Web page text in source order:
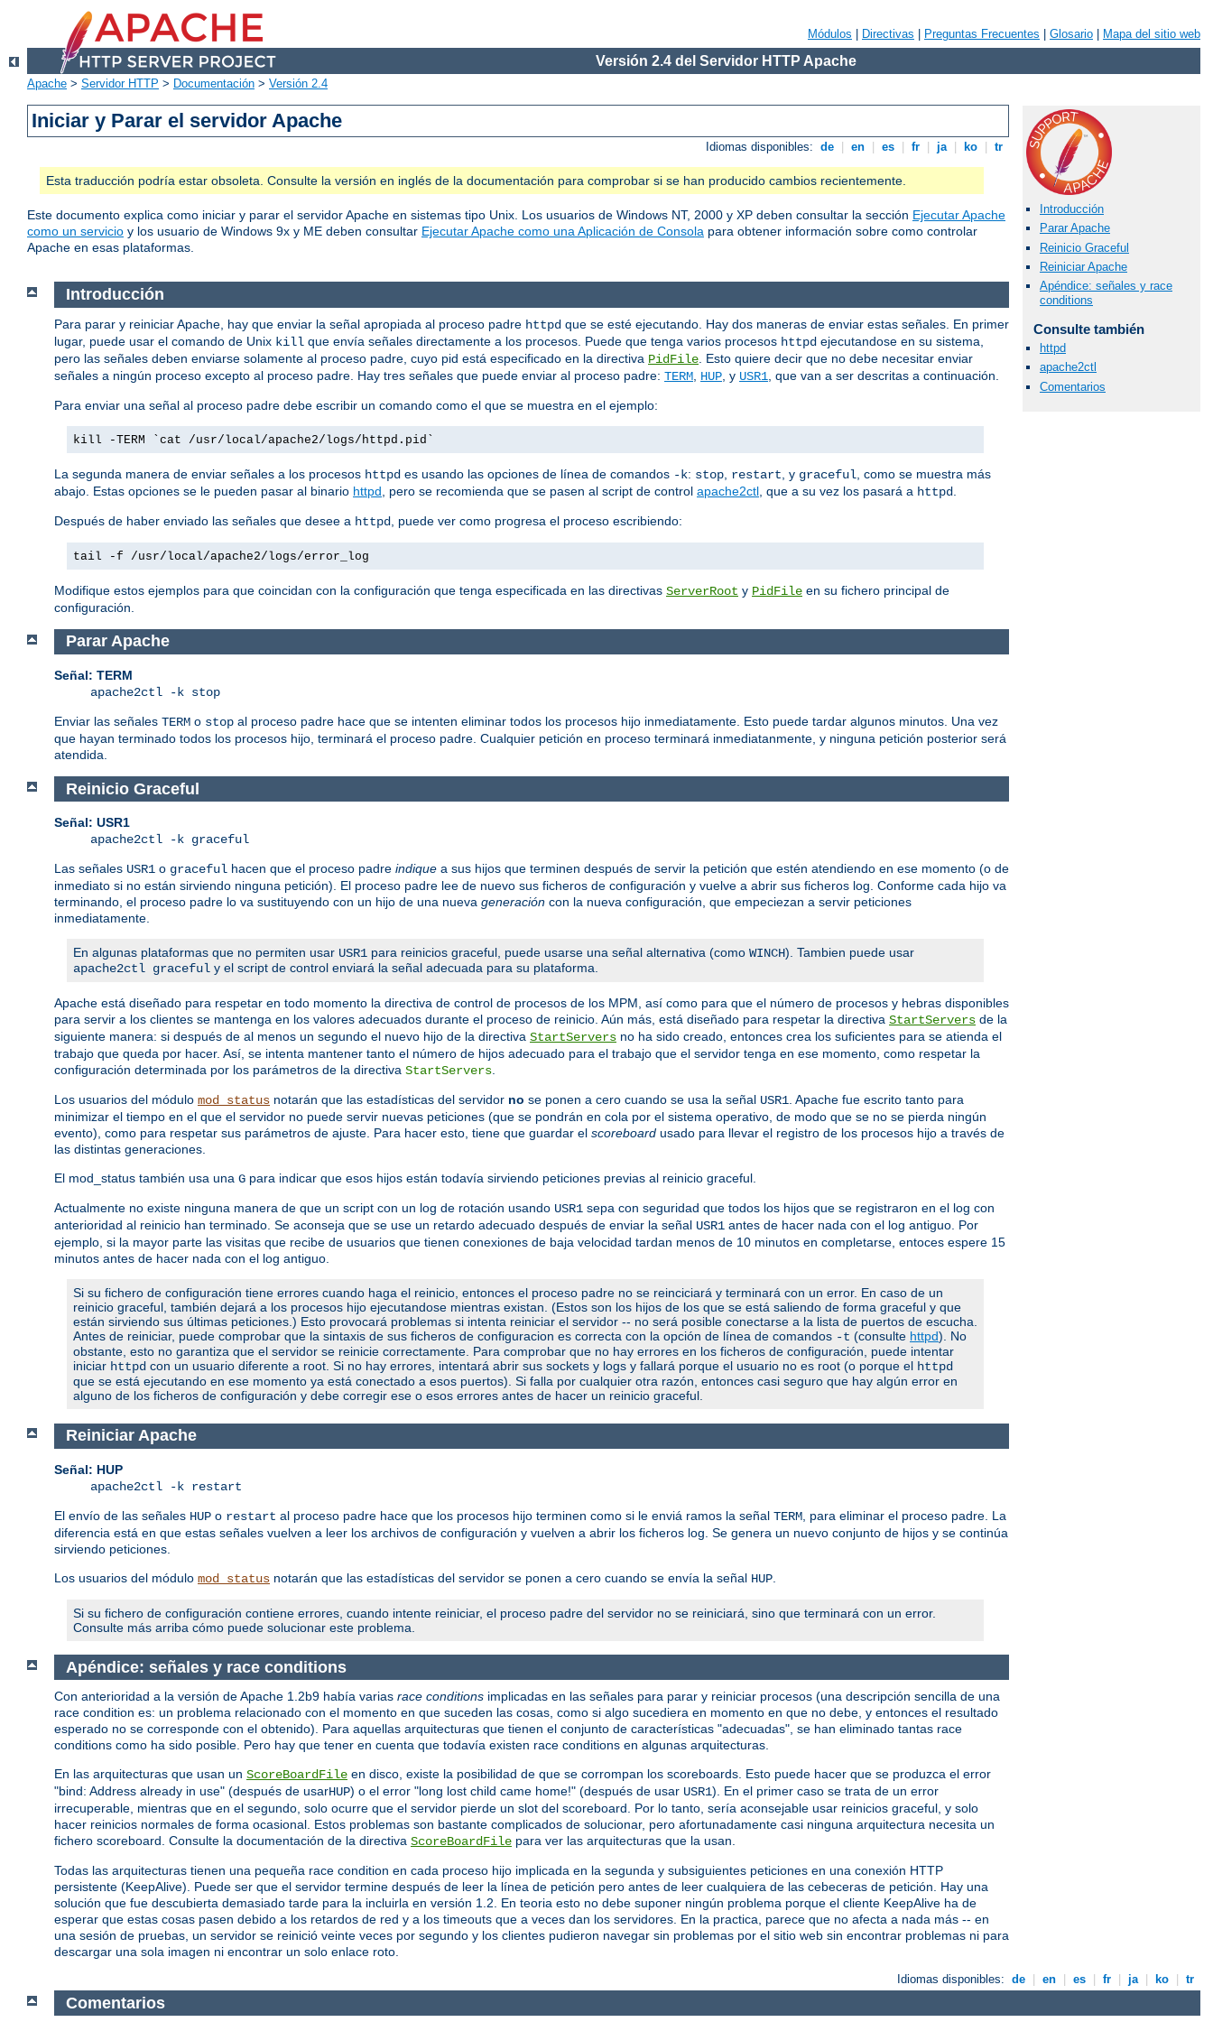
Módulos Directivas Preguntas Frecuentes Glosario Mapa del sitio web
Versión 2.4 del Servidor HTTP Apache
Apache > Servidor HTTP > Documentación > Versión 2.4
Iniciar y Parar el servidor Apache
Idiomas disponibles: de en es fr ja ko tr
Esta traducción podría estar obsoleta. Consulte la versión en inglés de la documentación para comprobar si se han producido cambios recientemente.
Este documento explica como iniciar y parar el servidor Apache en sistemas tipo Unix. Los usuarios de Windows NT, 2000 y XP deben consultar la sección Ejecutar Apache
como un servicio y los usuario de Windows 9x y ME deben consultar Ejecutar Apache como una Aplicación de Consola para obtener información sobre como controlar
Apache en esas plataformas.
Introducción
Parar Apache
Reinicio Graceful
Reiniciar Apache
Apéndice: señales y race
conditions
Consulte también
httpd
apache2ctl
Comentarios
Introducción
Para parar y reiniciar Apache, hay que enviar la señal apropiada al proceso padre httpd que se esté ejecutando. Hay dos maneras de enviar estas señales. En primer
lugar, puede usar el comando de Unix kill que envía señales directamente a los procesos. Puede que tenga varios procesos httpd ejecutandose en su sistema,
pero las señales deben enviarse solamente al proceso padre, cuyo pid está especificado en la directiva PidFile . Esto quiere decir que no debe necesitar enviar
señales a ningún proceso excepto al proceso padre. Hay tres señales que puede enviar al proceso padre: TERM HUP , y USR1 , que van a ser descritas a continuación.
Para enviar una señal al proceso padre debe escribir un comando como el que se muestra en el ejemplo:
kill -TERM `cat /usr/local/apache2/logs/httpd.pid`
La segunda manera de enviar señales a los procesos httpd es usando las opciones de línea de comandos -k: stop restart , y graceful , como se muestra más
abajo. Estas opciones se le pueden pasar al binario httpd , pero se recomienda que se pasen al script de control apache2ctl , que a su vez los pasará a httpd
Después de haber enviado las señales que desee a httpd , puede ver como progresa el proceso escribiendo:
tail -f /usr/local/apache2/logs/error_log
Modifique estos ejemplos para que coincidan con la configuración que tenga especificada en las directivas ServerRoot y PidFile en su fichero principal de
configuración.
Parar Apache
Señal: TERM
apache2ctl -k stop
Enviar las señales TERM o stop al proceso padre hace que se intenten eliminar todos los procesos hijo inmediatamente. Esto puede tardar algunos minutos. Una vez
que hayan terminado todos los procesos hijo, terminará el proceso padre. Cualquier petición en proceso terminará inmediatanmente, y ninguna petición posterior será
atendida.
Reinicio Graceful
Señal: USR1
apache2ctl -k graceful
Las señales USR1 o graceful hacen que el proceso padre indique a sus hijos que terminen después de servir la petición que estén atendiendo en ese momento (o de
inmediato si no están sirviendo ninguna petición). El proceso padre lee de nuevo sus ficheros de configuración y vuelve a abrir sus ficheros log. Conforme cada hijo va
terminando, el proceso padre lo va sustituyendo con un hijo de una nueva generación con la nueva configuración, que empeciezan a servir peticiones
inmediatamente.
En algunas plataformas que no permiten usar USR1 para reinicios graceful, puede usarse una señal alternativa (como WINCH). Tambien puede usar
apache2ctl graceful y el script de control enviará la señal adecuada para su plataforma.
Apache está diseñado para respetar en todo momento la directiva de control de procesos de los MPM, así como para que el número de procesos y hebras disponibles
para servir a los clientes se mantenga en los valores adecuados durante el proceso de reinicio. Aún más, está diseñado para respetar la directiva StartServers de la
siguiente manera: si después de al menos un segundo el nuevo hijo de la directiva StartServers no ha sido creado, entonces crea los suficientes para se atienda el
trabajo que queda por hacer. Así, se intenta mantener tanto el número de hijos adecuado para el trabajo que el servidor tenga en ese momento, como respetar la
configuración determinada por los parámetros de la directiva StartServers.
Los usuarios del módulo mod_status notarán que las estadísticas del servidor no se ponen a cero cuando se usa la señal USR1. Apache fue escrito tanto para
minimizar el tiempo en el que el servidor no puede servir nuevas peticiones (que se pondrán en cola por el sistema operativo, de modo que se no se pierda ningún
evento), como para respetar sus parámetros de ajuste. Para hacer esto, tiene que guardar el scoreboard usado para llevar el registro de los procesos hijo a través de
las distintas generaciones.
El mod_status también usa una G para indicar que esos hijos están todavía sirviendo peticiones previas al reinicio graceful.
Actualmente no existe ninguna manera de que un script con un log de rotación usando USR1 sepa con seguridad que todos los hijos que se registraron en el log con
anterioridad al reinicio han terminado. Se aconseja que se use un retardo adecuado después de enviar la señal USR1 antes de hacer nada con el log antiguo. Por
ejemplo, si la mayor parte las visitas que recibe de usuarios que tienen conexiones de baja velocidad tardan menos de 10 minutos en completarse, entoces espere 15
minutos antes de hacer nada con el log antiguo.
Si su fichero de configuración tiene errores cuando haga el reinicio, entonces el proceso padre no se reinciciará y terminará con un error. En caso de un
reinicio graceful, también dejará a los procesos hijo ejecutandose mientras existan. (Estos son los hijos de los que se está saliendo de forma graceful y que
están sirviendo sus últimas peticiones.) Esto provocará problemas si intenta reiniciar el servidor -- no será posible conectarse a la lista de puertos de escucha.
Antes de reiniciar, puede comprobar que la sintaxis de sus ficheros de configuracion es correcta con la opción de línea de comandos -t (consulte httpd). No
obstante, esto no garantiza que el servidor se reinicie correctamente. Para comprobar que no hay errores en los ficheros de configuración, puede intentar
iniciar httpd con un usuario diferente a root. Si no hay errores, intentará abrir sus sockets y logs y fallará porque el usuario no es root (o porque el httpd
que se está ejecutando en ese momento ya está conectado a esos puertos). Si falla por cualquier otra razón, entonces casi seguro que hay algún error en
alguno de los ficheros de configuración y debe corregir ese o esos errores antes de hacer un reinicio graceful.
Reiniciar Apache
Señal: HUP
apache2ctl -k restart
El envío de las señales HUP o restart al proceso padre hace que los procesos hijo terminen como si le enviá ramos la señal TERM , para eliminar el proceso padre. La
diferencia está en que estas señales vuelven a leer los archivos de configuración y vuelven a abrir los ficheros log. Se genera un nuevo conjunto de hijos y se continúa
sirviendo peticiones.
Los usuarios del módulo mod_status notarán que las estadísticas del servidor se ponen a cero cuando se envía la señal HUP
Si su fichero de configuración contiene errores, cuando intente reiniciar, el proceso padre del servidor no se reiniciará, sino que terminará con un error.
Consulte más arriba cómo puede solucionar este problema.
Apéndice: señales y race conditions
Con anterioridad a la versión de Apache 1.2b9 había varias race conditions implicadas en las señales para parar y reiniciar procesos (una descripción sencilla de una
race condition es: un problema relacionado con el momento en que suceden las cosas, como si algo sucediera en momento en que no debe, y entonces el resultado
esperado no se corresponde con el obtenido). Para aquellas arquitecturas que tienen el conjunto de características "adecuadas", se han eliminado tantas race
conditions como ha sido posible. Pero hay que tener en cuenta que todavía existen race conditions en algunas arquitecturas.
En las arquitecturas que usan un ScoreBoardFile en disco, existe la posibilidad de que se corrompan los scoreboards. Esto puede hacer que se produzca el error
"bind: Address already in use" (después de usarHUP) o el error "long lost child came home!" (después de usar USR1). En el primer caso se trata de un error
irrecuperable, mientras que en el segundo, solo ocurre que el servidor pierde un slot del scoreboard. Por lo tanto, sería aconsejable usar reinicios graceful, y solo
hacer reinicios normales de forma ocasional. Estos problemas son bastante complicados de solucionar, pero afortunadamente casi ninguna arquitectura necesita un
fichero scoreboard. Consulte la documentación de la directiva ScoreBoardFile para ver las arquitecturas que la usan.
Todas las arquitecturas tienen una pequeña race condition en cada proceso hijo implicada en la segunda y subsiguientes peticiones en una conexión HTTP
persistente (KeepAlive). Puede ser que el servidor termine después de leer la línea de petición pero antes de leer cualquiera de las cebeceras de petición. Hay una
solución que fue descubierta demasiado tarde para la incluirla en versión 1.2. En teoria esto no debe suponer ningún problema porque el cliente KeepAlive ha de
esperar que estas cosas pasen debido a los retardos de red y a los timeouts que a veces dan los servidores. En la practica, parece que no afecta a nada más -- en
una sesión de pruebas, un servidor se reinició veinte veces por segundo y los clientes pudieron navegar sin problemas por el sitio web sin encontrar problemas ni para
descargar una sola imagen ni encontrar un solo enlace roto.
Idiomas disponibles: de en es fr ja ko tr
Comentarios